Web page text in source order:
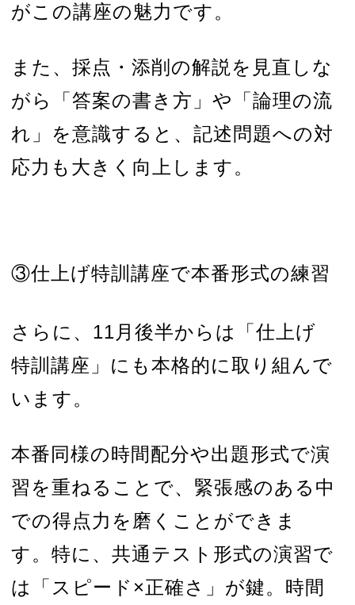
がこの講座の魅力です。
また、採点・添削の解説を見直しな
がら「答案の書き方」や「論理の流
れ」を意識すると、記述問題への対
応力も大きく向上します。
③仕上げ特訓講座で本番形式の練習
さらに、11月後半からは「仕上げ
特訓講座」にも本格的に取り組んで
います。
本番同様の時間配分や出題形式で演
習を重ねることで、緊張感のある中
での得点力を磨くことができま
す。特に、共通テスト形式の演習で
は「スピード×正確さ」が鍵。時間